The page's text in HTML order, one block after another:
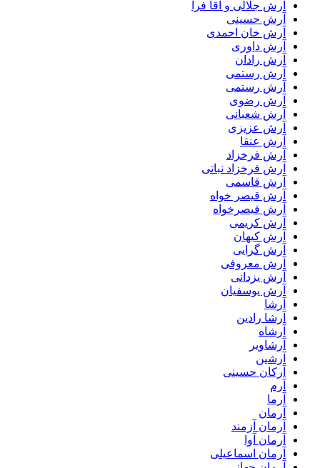
آرش جلالی و آقا فرا
آرش حسینی
آرش خان احمدی
آرش داوری
آرش رادان
آرش رستمى
آرش رستمی
آرش رضوی
آرش شعبانی
آرش عزیزی
آرش عنقا
آرش فرخزاد
آرش فرخزاد نباتی
آرش قاسمی
آرش قیصر خواه
آرش قیصرخواه
آرش کریمی
آرش کیهان
آرش گرایی
آرش معروفی
آرش یزدانی
آرش یوسفیان
آرشا
آرشا رادین
آرشاه
آرشاویر
آرشین
آرکان حسینی
آرم
آرما
آرمان
آرمان آزمند
آرمان آوا
آرمان اسماعیلی